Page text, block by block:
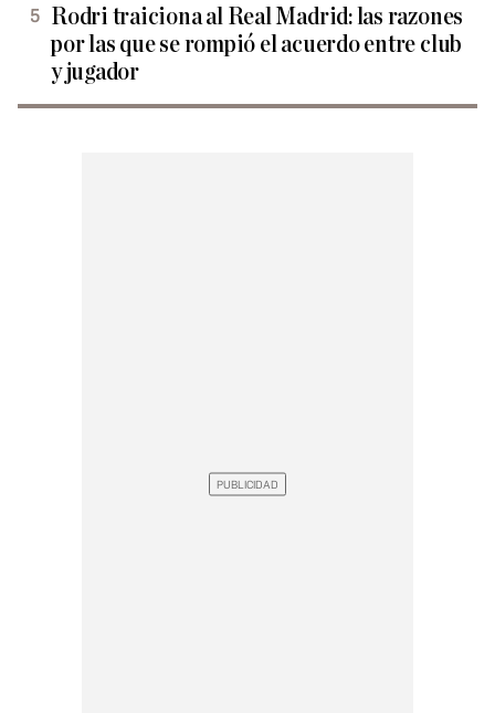
Rodri traiciona al Real Madrid: las razones
por las que se rompió el acuerdo entre club
y jugador